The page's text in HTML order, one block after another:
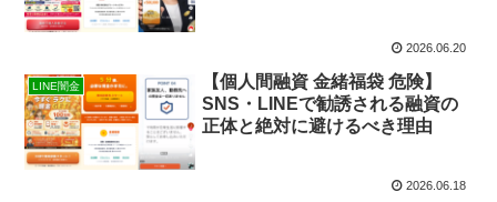
2026.06.20
LINE闇金
【個人間融資 金緒福袋 危険】
SNS・LINEで勧誘される融資の
正体と絶対に避けるべき理由
2026.06.18